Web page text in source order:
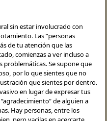
sin estar involucrado con
Las “personas
de tu atención que las
comienzas a ver incluso a
problemáticas. Se supone que
por lo que sientes que no
que sientes por dentro.
en lugar de expresar tus
de alguien a
Hay personas, entre los